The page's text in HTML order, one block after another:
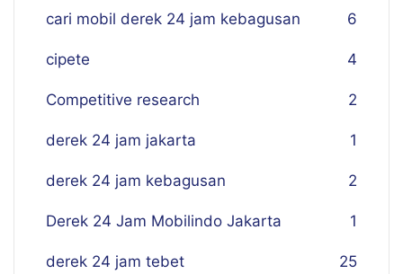
cari mobil derek 24 jam kebagusan 6
cipete 4
Competitive research 2
derek 24 jam jakarta 1
derek 24 jam kebagusan 2
Derek 24 Jam Mobilindo Jakarta 1
derek 24 jam tebet 25